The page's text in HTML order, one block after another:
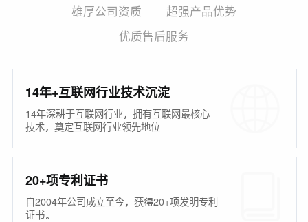
雄厚公司资质
超强产品优势
优质售后服务
14年+互联网行业技术沉淀
14年深耕于互联网行业，拥有互联网最核心
技术，奠定互联网行业领先地位
20+项专利证书
自2004年公司成立至今，获得20+项发明专利
证书。